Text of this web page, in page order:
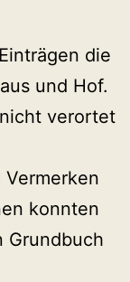
die
und Hof.
verortet
konnten
Grundbuch